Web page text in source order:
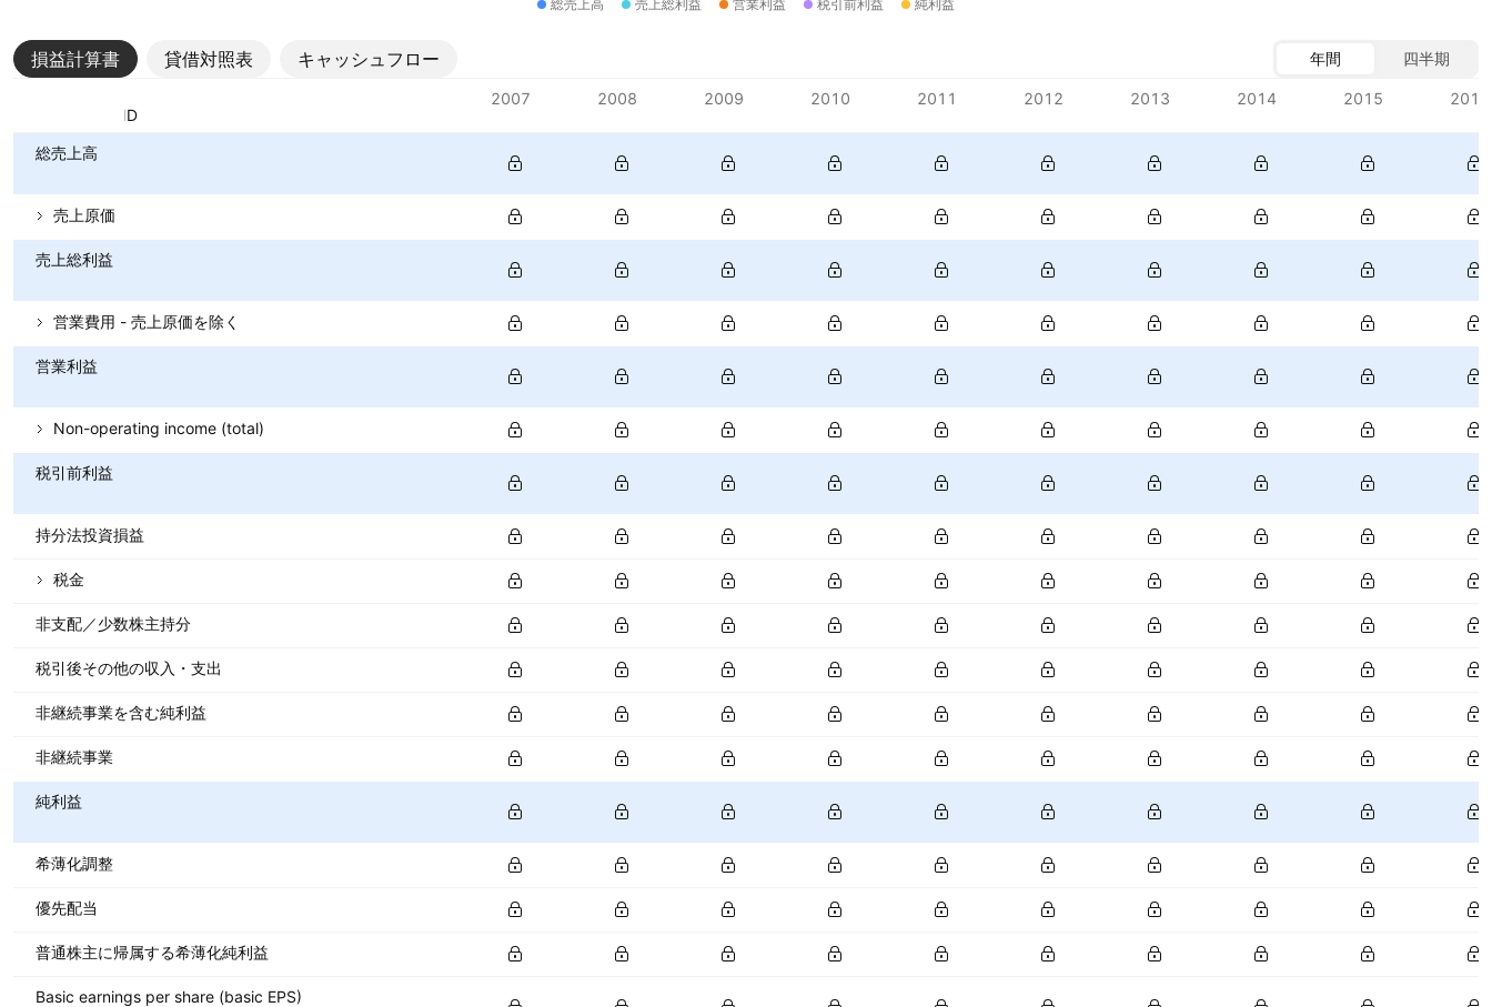
総売上高 売上総利益 営業利益 税引前利益 純利益
損益計算書 貸借対照表 キャッシュフロー 年間
四半期
通貨: VND
2007 2008 2009 2010 2011 2012 2013 2014 2015 2016
総売上高
売上原価
売上総利益
営業費用 - 売上原価を除く
営業利益
Non-operating income (total)
税引前利益
持分法投資損益
税金
非支配／少数株主持分
税引後その他の収入・支出
非継続事業を含む純利益
非継続事業
純利益
希薄化調整
優先配当
普通株主に帰属する希薄化純利益
Basic earnings per share (basic EPS)